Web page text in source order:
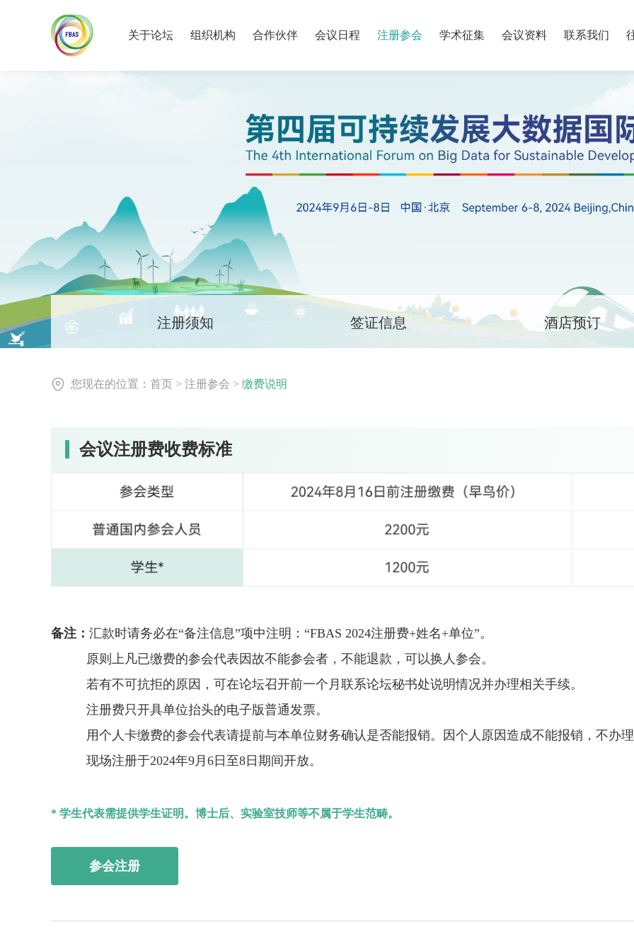
关于论坛 组织机构 合作伙伴 会议日程 注册参会 学术征集 会议资料 联系我们
注册须知 签证信息 酒店预订
您现在的位置： 首页 > 注册参会 > 缴费说明
会议注册费收费标准
备注： 汇款时请务必在“备注信息”项中注明：“FBAS 2024注册费+姓名+单位”。
原则上凡已缴费的参会代表因故不能参会者，不能退款，可以换人参会。
若有不可抗拒的原因，可在论坛召开前一个月联系论坛秘书处说明情况并办理相关手续。
注册费只开具单位抬头的电子版普通发票。
用个人卡缴费的参会代表请提前与本单位财务确认是否能报销。因个人原因造成不能报销，不办
现场注册于2024年9月6日至8日期间开放。
* 学生代表需提供学生证明。博士后、实验室技师等不属于学生范畴。
参会注册